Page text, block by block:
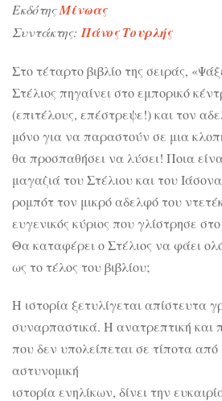
ΕκδότηςΜίνωας
Συντάκτης: Πάνος Τουρλής
Στο τέταρτο βιβλίο της σειράς,
Στέλιος πηγαίνει στο εμπορικό
(επιτέλους, επέστρεψε!) και τον
μόνο για να παραστούν σε μια
θα προσπαθήσει να λύσει! Ποια
μαγαζιά του Στέλιου και του
ρομπότ τον μικρό αδελφό του
ευγενικός κύριος που γλίστρησε
Θα καταφέρει ο Στέλιος να φάει
ως το τέλος του βιβλίου;
Η ιστορία ξετυλίγεται απίστευτα
συναρπαστικά. Η ανατρεπτική και
που δεν υπολείπεται σε τίποτα από
αστυνομική
ιστορία ενηλίκων, δίνει την